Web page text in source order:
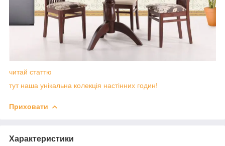
читай статтю
тут наша унікальна колекція настінних годин!
Приховати
Характеристики